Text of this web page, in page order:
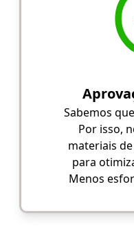
Sabemos
Por isso,
materiais
para
Menos